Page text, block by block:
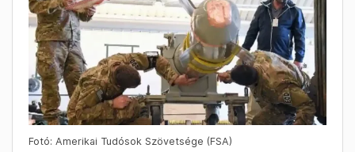
Fotó: Amerikai Tudósok Szövetsége (FSA)